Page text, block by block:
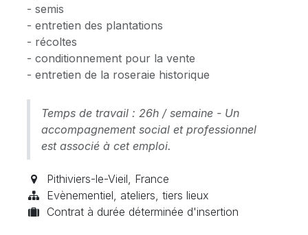
- semis
- entretien des plantations
- récoltes
- conditionnement pour la vente
- entretien de la roseraie historique
Temps de travail : 26h / semaine - Un
accompagnement social et professionnel
est associé à cet emploi.
Pithiviers-le-Vieil, France
Evènementiel, ateliers, tiers lieux
Contrat à durée déterminée d'insertion